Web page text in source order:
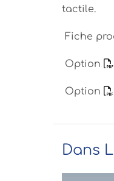
tactile.
Fiche
Option
Option
Dans